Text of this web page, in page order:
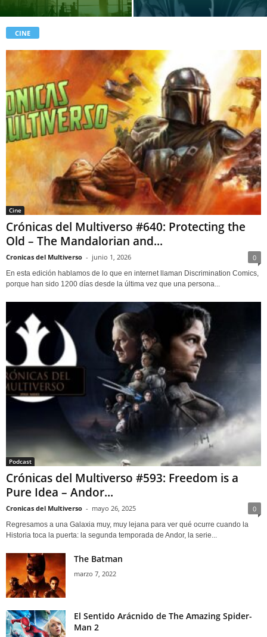
CINE
Cine
Crónicas del Multiverso #640: Protecting the
Old – The Mandalorian and...
Cronicas del Multiverso - junio 1, 2026 0
En esta edición hablamos de lo que en internet llaman Discrimination Comics,
porque han sido 1200 días desde la última vez que una persona...
Podcast
Crónicas del Multiverso #593: Freedom is a
Pure Idea – Andor...
Cronicas del Multiverso - mayo 26, 2025 0
Regresamos a una Galaxia muy, muy lejana para ver qué ocurre cuando la
Historia toca la puerta: la segunda temporada de Andor, la serie...
The Batman
marzo 7, 2022
El Sentido Arácnido de The Amazing Spider-
Man 2